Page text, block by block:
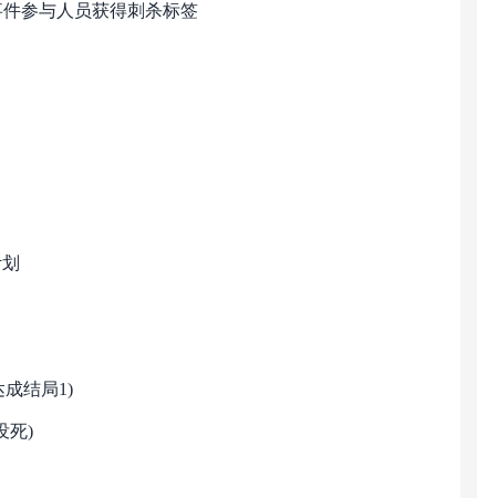
参与人员获得刺杀标签
成结局1)
死)